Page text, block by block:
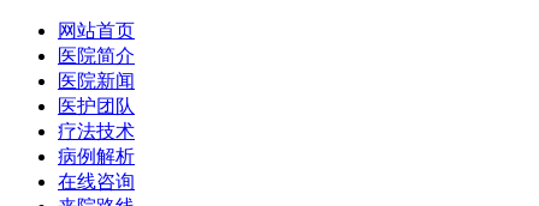
网站首页
医院简介
医院新闻
医护团队
疗法技术
病例解析
在线咨询